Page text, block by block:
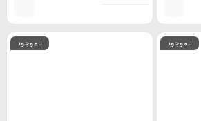
ناموجود ناموجود